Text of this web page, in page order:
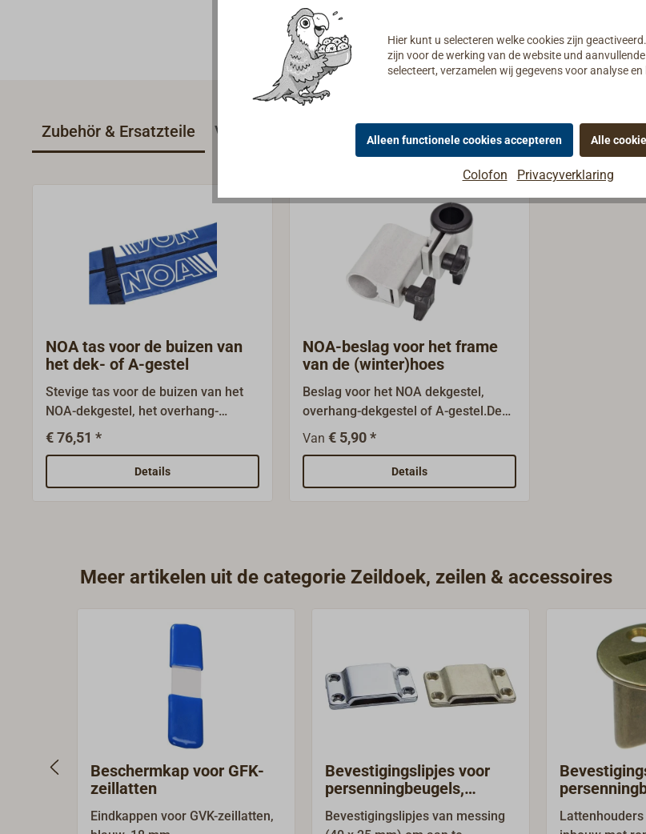
Zubehör & Ersatzteile Vergelijkbare artikelen
NOA tas voor de buizen van
het dek- of A-gestel
Stevige tas voor de buizen van het
NOA-dekgestel, het overhang-
dekgestel of het A-gestel.In de tas
met een tweedelige ritssluiting
kunnen de buizen goed worden
opgeborgen en vervoerd.
€ 76,51 *
Details
NOA-beslag voor het frame
van de (winter)hoes
Beslag voor het NOA dekgestel,
overhang-dekgestel of A-gestel.De
standaardsets kunnen met extra
beslag en stangen (deze vindt u
verderop op deze pagina onder
\"Accessoires &
Van € 5,90 *
Details
Meer artikelen uit de categorie Zeildoek, zeilen & accessoires
Beschermkap voor GFK-
zeillatten
Eindkappen voor GVK-zeillatten,
Bevestigingslipjes voor
persenningbeugels,
messing
Bevestigingslipjes van messing
Hier kunt u selecteren welke cookies zijn
zijn voor de werking van de website und
selecteert, verzamelen wij gegevens voor analyse
Alleen functionele cookies accepteren Alle
Colofon Privacyverklaring